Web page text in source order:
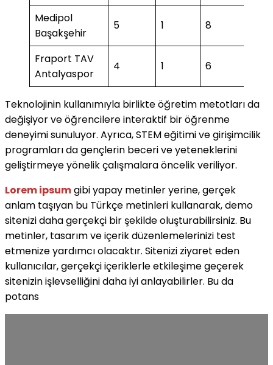
Medipol
Başakşehir
5 1 8
Fraport TAV
Antalyaspor
4 1 6
Teknolojinin kullanımıyla birlikte öğretim metotları da
değişiyor ve öğrencilere interaktif bir öğrenme
deneyimi sunuluyor. Ayrıca, STEM eğitimi ve girişimcilik
programları da gençlerin beceri ve yeteneklerini
geliştirmeye yönelik çalışmalara öncelik veriliyor.
Lorem ipsumgibi yapay metinler yerine, gerçek
anlam taşıyan bu Türkçe metinleri kullanarak, demo
sitenizi daha gerçekçi bir şekilde oluşturabilirsiniz. Bu
metinler, tasarım ve içerik düzenlemelerinizi test
etmenize yardımcı olacaktır. Sitenizi ziyaret eden
kullanıcılar, gerçekçi içeriklerle etkileşime geçerek
sitenizin işlevselliğini daha iyi anlayabilirler. Bu da
potans